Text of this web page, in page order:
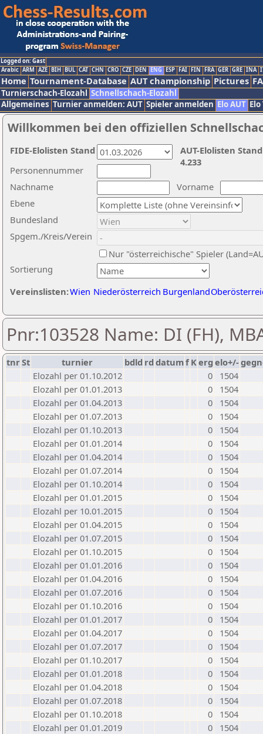
Logged on: Gast
Arabic ARM AZE BIH BUL CAT CHN CRO CZE DEN ENG ESP FAI FIN FRA GER GRE INA
Home Tournament-Database AUT championship Pictures
Turnierschach-Elozahl Schnellschach-Elozahl
Allgemeines Turnier anmelden: AUT Spieler anmelden Elo AUT
Willkommen bei den offiziellen
Nachname
Vorname
Ebene
Sortierung
Personennummer
Bundesland
Spgem./Kreis/Verein
Nur "österreichische" Spieler
Vereinslisten:Wien Niederösterreich Burgenland
AUT-Elolisten
4.233
FIDE-Elolisten Stand
Pnr:103528 Name: DI (FH),
tnrSt turnier bdld rd datumf Kerg elo+/-
Elozahl per 01.10.2012
0
1504
Elozahl per 01.01.2013
0
1504
Elozahl per 01.04.2013
0
1504
Elozahl per 01.07.2013
0
1504
Elozahl per 01.10.2013
0
1504
Elozahl per 01.01.2014
0
1504
Elozahl per 01.04.2014
0
1504
Elozahl per 01.07.2014
0
1504
Elozahl per 01.10.2014
0
1504
Elozahl per 01.01.2015
0
1504
Elozahl per 10.01.2015
0
1504
Elozahl per 01.04.2015
0
1504
Elozahl per 01.07.2015
0
1504
Elozahl per 01.10.2015
0
1504
Elozahl per 01.01.2016
0
1504
Elozahl per 01.04.2016
0
1504
Elozahl per 01.07.2016
0
1504
Elozahl per 01.10.2016
0
1504
Elozahl per 01.01.2017
0
1504
Elozahl per 01.04.2017
0
1504
Elozahl per 01.07.2017
0
1504
Elozahl per 01.10.2017
0
1504
Elozahl per 01.01.2018
0
1504
Elozahl per 01.04.2018
0
1504
Elozahl per 01.07.2018
0
1504
Elozahl per 01.10.2018
0
1504
Elozahl per 01.01.2019
0
1504